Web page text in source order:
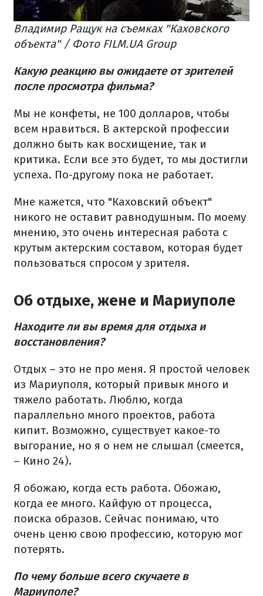
Владимир Ращук на съемках "Каховского
объекта" / Фото FILM.UA Group
Какую реакцию вы ожидаете от зрителей
после просмотра фильма?
Мы не конфеты, не 100 долларов, чтобы
всем нравиться. В актерской профессии
должно быть как восхищение, так и
критика. Если все это будет, то мы достигли
успеха. По-другому пока не работает.
Мне кажется, что "Каховский объект"
никого не оставит равнодушным. По моему
мнению, это очень интересная работа с
крутым актерским составом, которая будет
пользоваться спросом у зрителя.
Об отдыхе, жене и Мариуполе
Находите ли вы время для отдыха и
восстановления?
Отдых – это не про меня. Я простой человек
из Мариуполя, который привык много и
тяжело работать. Люблю, когда
параллельно много проектов, работа
кипит. Возможно, существует какое-то
выгорание, но я о нем не слышал (смеется,
– Кино 24).
Я обожаю, когда есть работа. Обожаю,
когда ее много. Кайфую от процесса,
поиска образов. Сейчас понимаю, что
очень ценю свою профессию, которую мог
потерять.
По чему больше всего скучаете в
Мариуполе?